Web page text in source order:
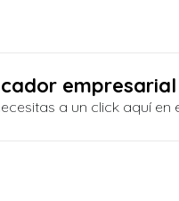
empresarial
a un click aquí